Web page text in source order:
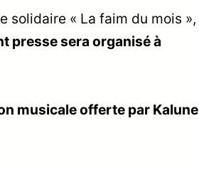
solidaire « La faim du mois »,
presse sera organisé à
musicale offerte par Kalune